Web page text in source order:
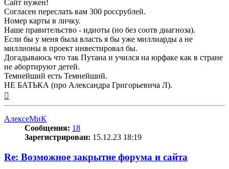
Сайт нужен!
Согласен переслать вам 300 россрублей.
Номер карты в личку.
Наше правительство - идиоты (но без соотв диагноза).
Если бы у меня была власть я бы уже миллиарды а не
миллионы в проект инвестировал бы.
Догадываюсь что так Путана и учился на юрфаке как в стране
не абортируют детей.
Темнейший есть Темнейший.
НЕ БАТЬКА (про Александра Григорьевича Л).
АлексеМиК
Сообщения: 18
Зарегистрирован: 15.12.23 18:19
Re: Возможное закрытие форума и сайта